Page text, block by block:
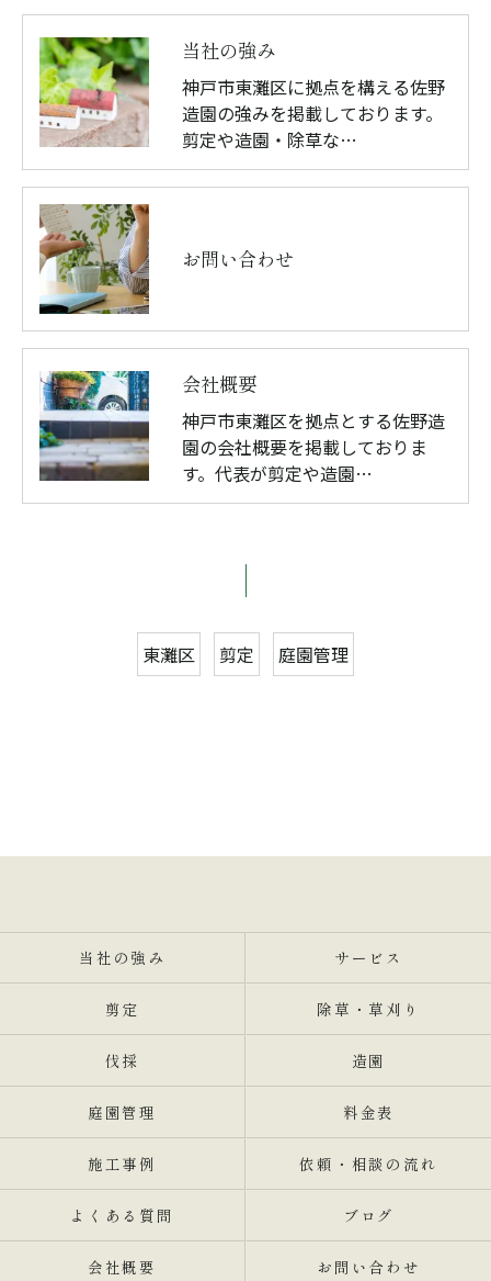
当社の強み
神戸市東灘区に拠点を構える佐野
造園の強みを掲載しております。
剪定や造園・除草な…
お問い合わせ
会社概要
神戸市東灘区を拠点とする佐野造
園の会社概要を掲載しておりま
す。代表が剪定や造園…
東灘区 剪定 庭園管理
当社の強み サービス
剪定 除草・草刈り
伐採 造園
庭園管理 料金表
施工事例 依頼・相談の流れ
よくある質問 ブログ
会社概要 お問い合わせ